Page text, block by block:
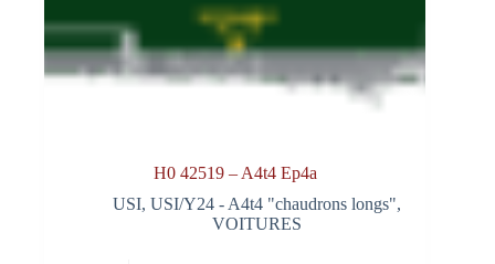
H0 42519 – A4t4 Ep4a
USI,USI/Y24 - A4t4 "chaudrons longs",
VOITURES